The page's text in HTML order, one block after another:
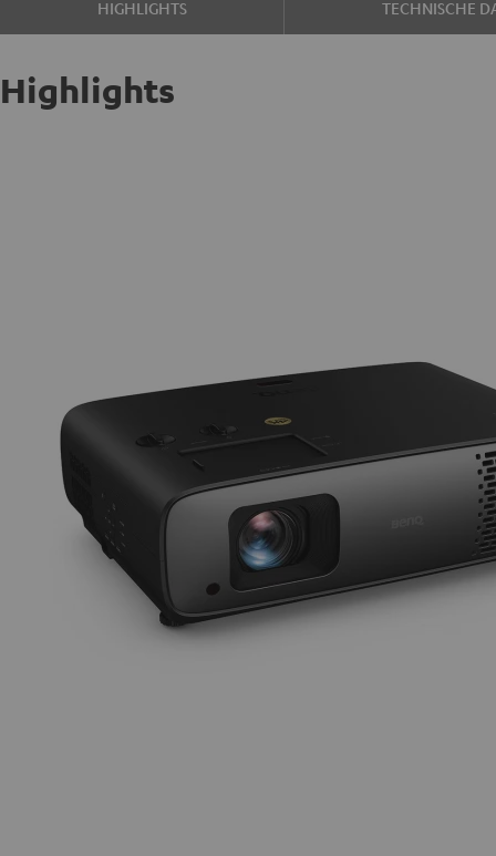
HIGHLIGHTS TECHNISCHE
Highlights